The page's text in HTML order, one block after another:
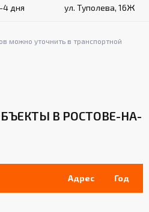
4 дня ул. Туполева, 16Ж
можно уточнить в транспортной
В РОСТОВЕ-НА-
Адрес Год